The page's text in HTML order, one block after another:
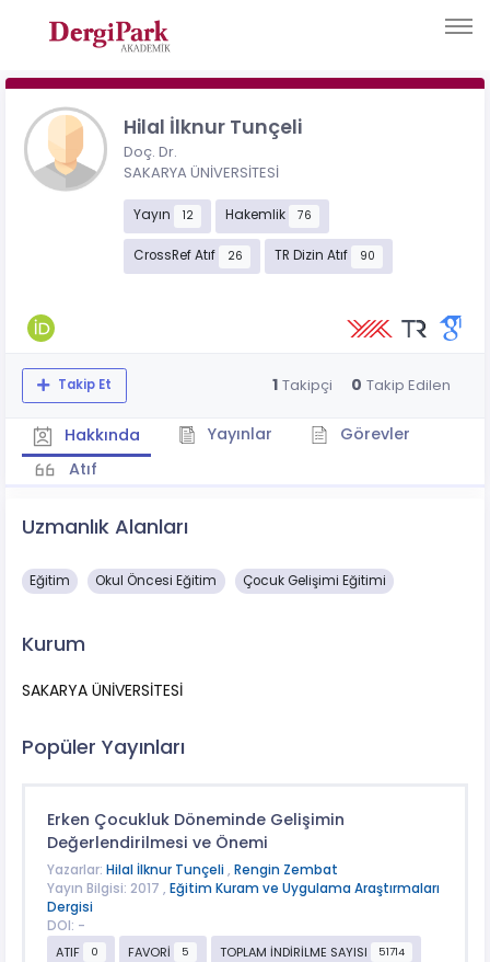
Hilal İlknur Tunçeli
Doç. Dr.
SAKARYA ÜNİVERSİTESİ
Yayın 12 Hakemlik 76
CrossRef Atıf 26 TR Dizin Atıf 90
Takip Et 1 Takipçi 0 Takip Edilen
Hakkında Yayınlar
Görevler
Atıf
Uzmanlık Alanları
Eğitim Okul Öncesi Eğitim Çocuk Gelişimi Eğitimi
Kurum
SAKARYA ÜNİVERSİTESİ
Popüler Yayınları
Erken Çocukluk Döneminde Gelişimin
Değerlendirilmesi ve Önemi
Yazarlar: Hilal İlknur Tunçeli , Rengin Zembat
Yayın Bilgisi: 2017 , Eğitim Kuram ve Uygulama Araştırmaları
Dergisi
DOI: -
ATIF
0 FAVORİ 5 TOPLAM İNDİRİLME SAYISI 51714